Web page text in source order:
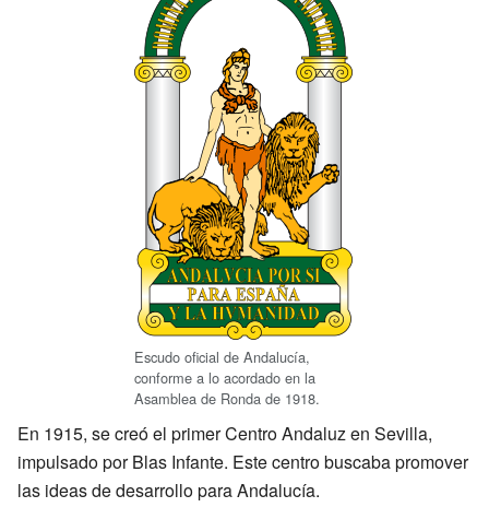
Escudo oficial de Andalucía,
conforme a lo acordado en la
Asamblea de Ronda de 1918.
En 1915, se creó el primer Centro Andaluz en Sevilla,
impulsado por Blas Infante. Este centro buscaba promover
las ideas de desarrollo para Andalucía.